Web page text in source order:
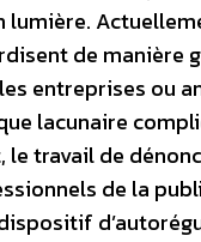
lumière.
de manière
entreprises ou
lacunaire
travail de
de la